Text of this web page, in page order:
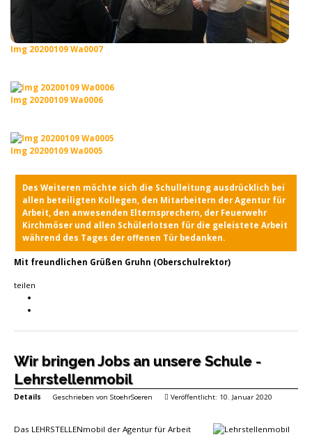
Img 20200109 Wa0007
Img 20200109 Wa0006
Img 20200109 Wa0005
Des Weiteren möchte sich die Schulleitung ausdrücklich bei
allen beteiligten Kollegen, den Mitarbeitern der Agentur für
Arbeit, den anwesenden Elternsprechern, der Feuerwehr
Kirchmöser und allen Schülerlotsen für die geleistete Arbeit
während des Tages der offenen Tür bedanken.
Mit freundlichen Grüßen Gruhn (Oberschulrektor)
teilen
Wir bringen Jobs an unsere Schule -
Lehrstellenmobil
Details Geschrieben von StoehrSoeren Veröffentlicht: 10. Januar 2020
Das LEHRSTELLENmobil der Agentur für Arbeit